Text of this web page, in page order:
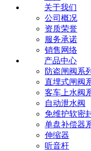
关于我们
公司概况
资质荣誉
服务承诺
销售网络
产品中心
防盗闸阀系列
直埋式闸阀
客车上水阀
自动泄水阀
免维护软密
单盘补偿器
伸缩器
听音杆